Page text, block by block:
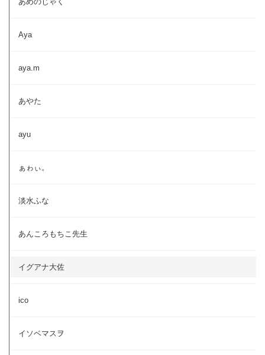
Aya
aya.m
あやた
ayu
ぁゎぃ。
淡水ふな
あんころもちこ先生
イグアナ大佐
ico
イソベマスヲ